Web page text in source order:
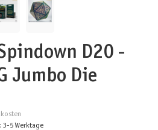
D20 -
Jumbo Die
5 Werktage